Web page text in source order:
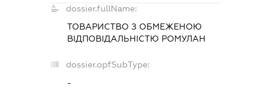
dossier.fullName:
ТОВАРИСТВО З ОБМЕЖЕНОЮ
ВІДПОВІДАЛЬНІСТЮ РОМУЛАН
dossier.opfSubType:
-